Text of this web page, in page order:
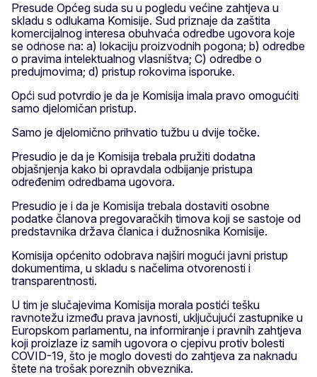
Presude Općeg suda su u pogledu većine zahtjeva u
skladu s odlukama Komisije. Sud priznaje da zaštita
komercijalnog interesa obuhvaća odredbe ugovora koje
se odnose na: a) lokaciju proizvodnih pogona; b) odredbe
o pravima intelektualnog vlasništva; C) odredbe o
predujmovima; d) pristup rokovima isporuke.
Opći sud potvrdio je da je Komisija imala pravo omogućiti
samo djelomičan pristup.
Samo je djelomično prihvatio tužbu u dvije točke.
Presudio je da je Komisija trebala pružiti dodatna
objašnjenja kako bi opravdala odbijanje pristupa
određenim odredbama ugovora.
Presudio je i da je Komisija trebala dostaviti osobne
podatke članova pregovaračkih timova koji se sastoje od
predstavnika država članica i dužnosnika Komisije.
Komisija općenito odobrava najširi mogući javni pristup
dokumentima, u skladu s načelima otvorenosti i
transparentnosti.
U tim je slučajevima Komisija morala postići tešku
ravnotežu između prava javnosti, uključujući zastupnike u
Europskom parlamentu, na informiranje i pravnih zahtjeva
koji proizlaze iz samih ugovora o cjepivu protiv bolesti
COVID-19, što je moglo dovesti do zahtjeva za naknadu
štete na trošak poreznih obveznika.